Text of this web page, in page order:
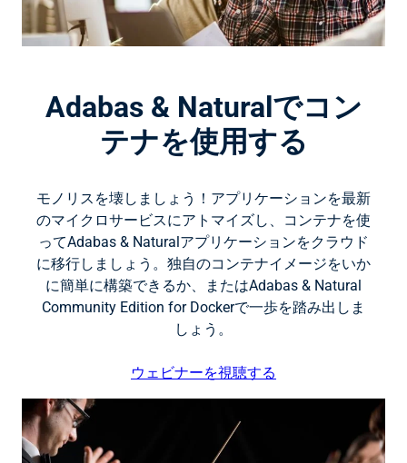
Adabas & Naturalでコン
テナを使用する
モノリスを壊しましょう！アプリケーションを最新
のマイクロサービスにアトマイズし、コンテナを使
ってAdabas & Naturalアプリケーションをクラウド
に移行しましょう。独自のコンテナイメージをいか
に簡単に構築できるか、またはAdabas & Natural
Community Edition for Dockerで一歩を踏み出しま
しょう。
ウェビナーを視聴する